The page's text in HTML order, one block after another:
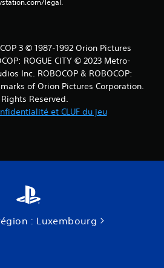
legal.
3 © 1987-1992 Orion Pictures
ROGUE CITY © 2023 Metro-
Inc. ROBOCOP & ROBOCOP:
of Orion Pictures Corporation.
Reserved.
et CLUF du jeu
: Luxembourg